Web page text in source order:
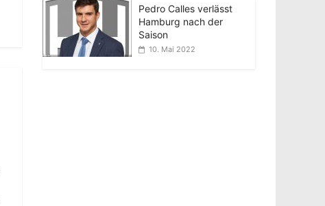
Pedro Calles verlässt
Hamburg nach der
Saison
10. Mai 2022